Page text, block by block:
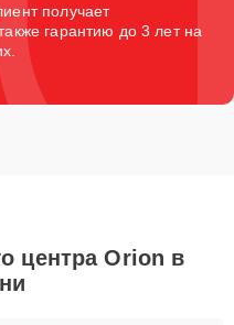
получает
гарантию до 3 лет на
центра Orion в